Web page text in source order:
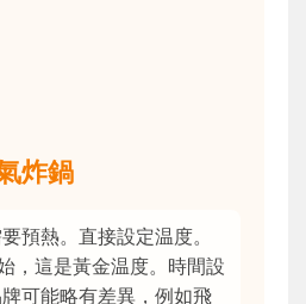
炸鍋
預熱。直接設定温度。
，這是黃金温度。時間設
可能略有差異，例如飛